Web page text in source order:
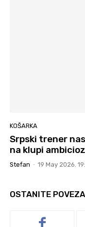
KOŠARKA
Srpski trener
na klupi
Stefan - 19 May 2026.
OSTANITE